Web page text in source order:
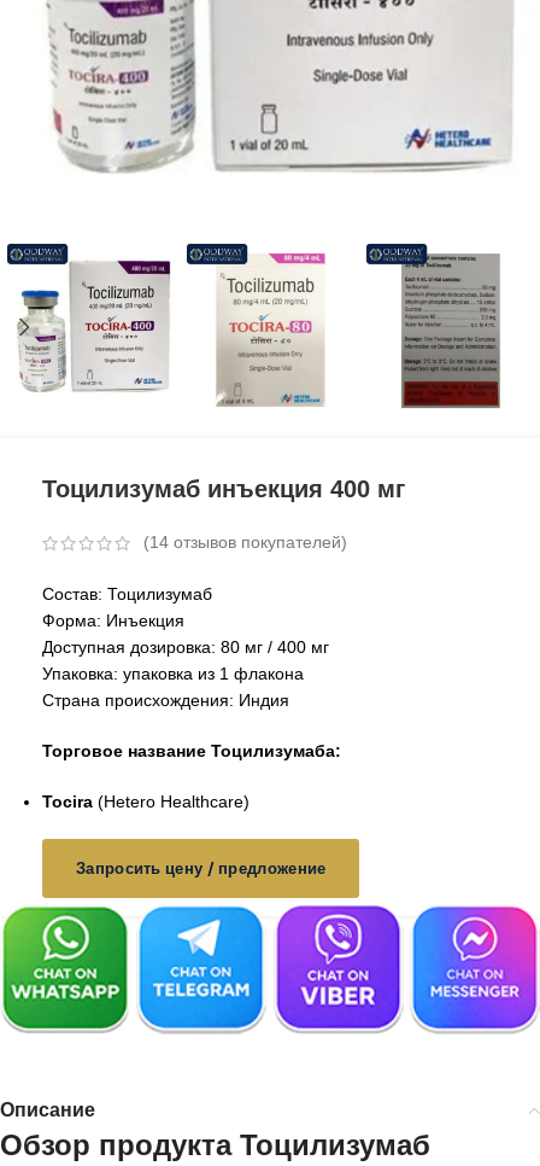
Тоцилизумаб инъекция 400 мг
(14 отзывов покупателей)
Состав: Тоцилизумаб
Форма: Инъекция
Доступная дозировка: 80 мг / 400 мг
Упаковка: упаковка из 1 флакона
Страна происхождения: Индия
Торговое название Тоцилизумаба:
Tocira (Hetero Healthcare)
Запросить цену / предложение
Описание
Обзор продукта Тоцилизумаб